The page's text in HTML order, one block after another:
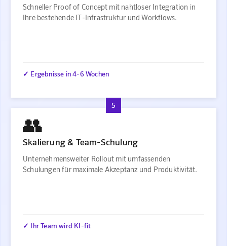
Schneller Proof of Concept mit nahtloser Integration in
Ihre bestehende IT-Infrastruktur und Workflows.
✓ Ergebnisse in 4-6 Wochen
5
👥
Skalierung & Team-Schulung
Unternehmensweiter Rollout mit umfassenden
Schulungen für maximale Akzeptanz und Produktivität.
✓ Ihr Team wird KI-fit